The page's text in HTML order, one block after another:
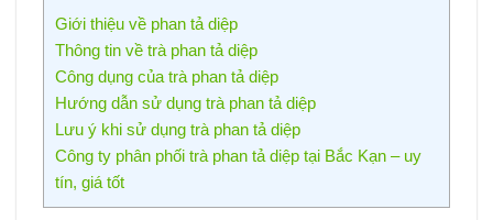
Giới thiệu về phan tả diệp
Thông tin về trà phan tả diệp
Công dụng của trà phan tả diệp
Hướng dẫn sử dụng trà phan tả diệp
Lưu ý khi sử dụng trà phan tả diệp
Công ty phân phối trà phan tả diệp tại Bắc Kạn – uy
tín, giá tốt